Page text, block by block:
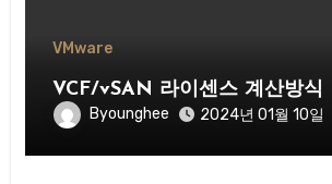
VMware
VCF/vSAN 라이센스 계산방식
Byounghee 2024년 01월 10일